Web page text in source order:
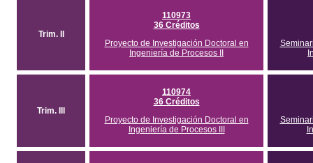
Trim. II
110973
36 Créditos
Proyecto de Investigación Doctoral en
Ingeniería de Procesos II
Trim. III
110974
36 Créditos
Proyecto de Investigación Doctoral en
Ingeniería de Procesos III